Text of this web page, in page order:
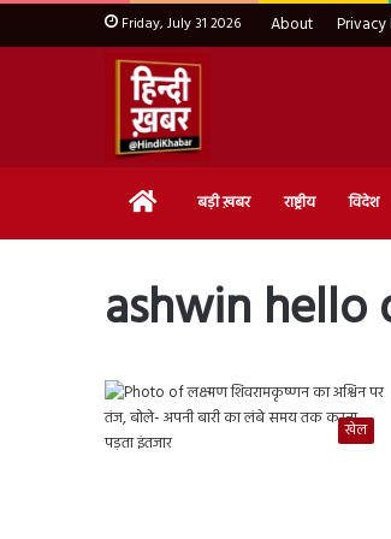
Friday, July 31 2026 About
Home बड़ी ख़बर राष्ट्रीय विदेश
ashwin hello
खेल